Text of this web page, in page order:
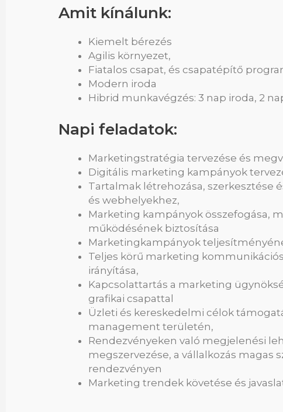
Amit kínálunk:
Kiemelt bérezés
Agilis környezet,
Fiatalos csapat, és csapatépítő
Modern iroda
Hibrid munkavégzés: 3 nap iroda, 2
Napi feladatok:
Marketingstratégia tervezése és
Digitális marketing kampányok
Tartalmak létrehozása, szerkesztése
és webhelyekhez,
Marketing kampányok összefogása,
működésének biztosítása
Marketingkampányok
Teljes körű marketing
irányítása,
Kapcsolattartás a marketing
grafikai csapattal
Üzleti és kereskedelmi célok
management területén,
Rendezvényeken való megjelenési
megszervezése, a vállalkozás magas
rendezvényen
Marketing trendek követése és